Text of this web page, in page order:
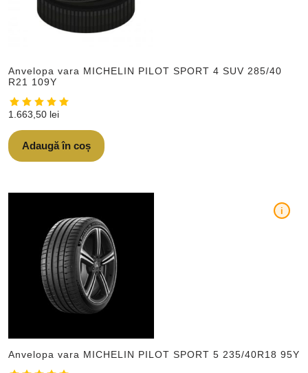
Anvelopa vara MICHELIN PILOT SPORT 4 SUV 285/40
R21 109Y
1.663,50 lei
Adaugă în coș
Anvelopa vara MICHELIN PILOT SPORT 5 235/40R18 95Y
i